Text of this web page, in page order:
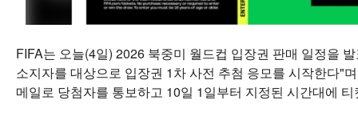
FIFA는 오늘(4일) 2026 북중미 월드컵 입장권 판매 일정을
소지자를 대상으로 입장권 1차 사전 추첨 응모를 시작한다"
메일로 당첨자를 통보하고 10일 1일부터 지정된 시간대에